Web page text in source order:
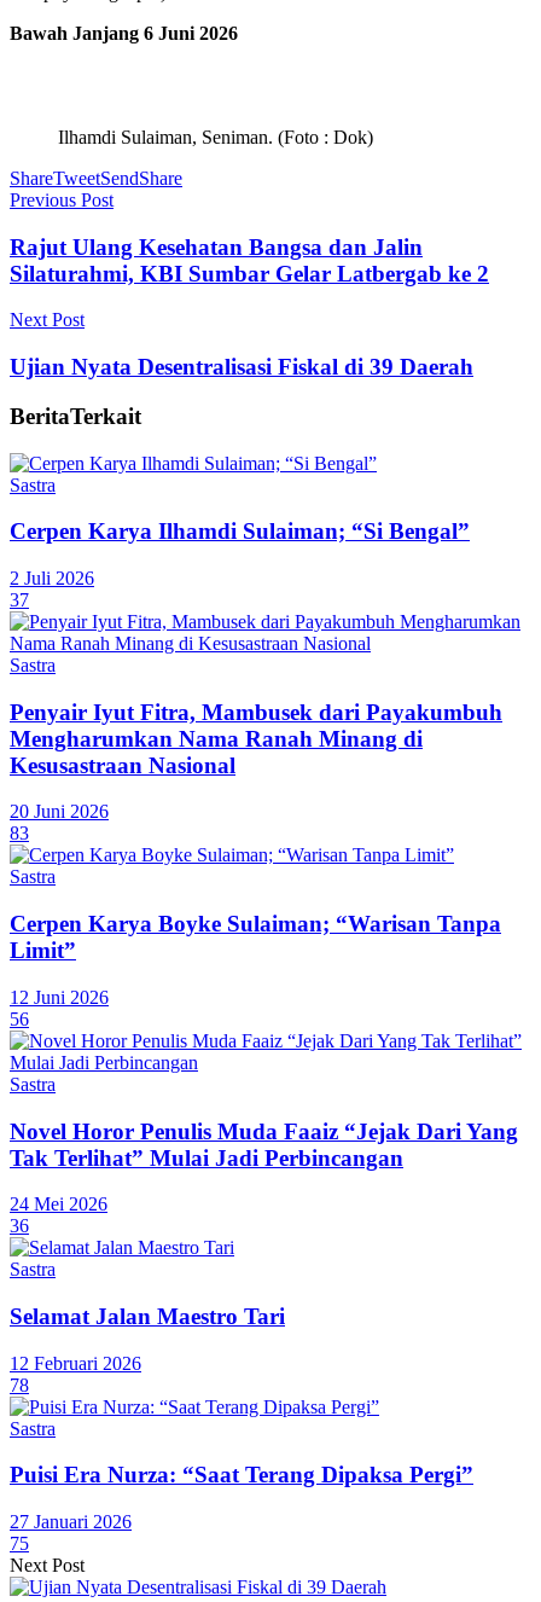
Bawah Janjang 6 Juni 2026
Ilhamdi Sulaiman, Seniman. (Foto : Dok)
ShareTweetSendShare
Previous Post
Rajut Ulang Kesehatan Bangsa dan Jalin
Silaturahmi, KBI Sumbar Gelar Latbergab ke 2
Next Post
Ujian Nyata Desentralisasi Fiskal di 39 Daerah
BeritaTerkait
Sastra
Cerpen Karya Ilhamdi Sulaiman; “Si Bengal”
2 Juli 2026
37
Sastra
Penyair Iyut Fitra, Mambusek dari Payakumbuh
Mengharumkan Nama Ranah Minang di
Kesusastraan Nasional
20 Juni 2026
83
Sastra
Cerpen Karya Boyke Sulaiman; “Warisan Tanpa
Limit”
12 Juni 2026
56
Sastra
Novel Horor Penulis Muda Faaiz “Jejak Dari Yang
Tak Terlihat” Mulai Jadi Perbincangan
24 Mei 2026
36
Sastra
Selamat Jalan Maestro Tari
12 Februari 2026
78
Sastra
Puisi Era Nurza: “Saat Terang Dipaksa Pergi”
27 Januari 2026
75
Next Post